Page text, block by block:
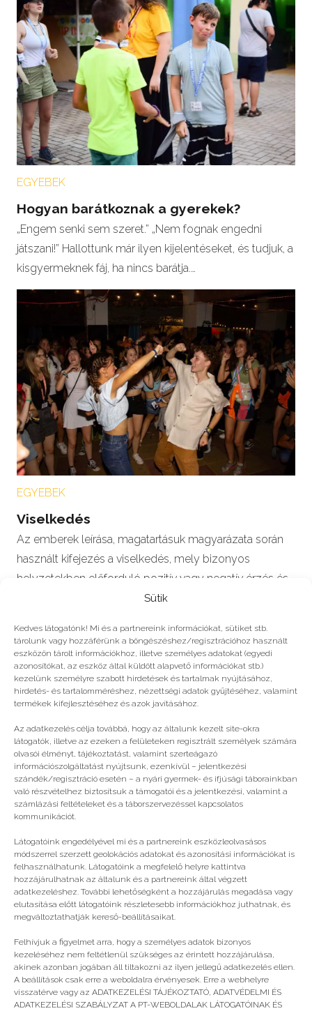
Sütik
Kedves látogatónk! Mi és a partnereink információkat, sütiket stb.
tárolunk vagy hozzáférünk a böngészéshez/regisztrációhoz használt
eszközön tárolt információkhoz, illetve személyes adatokat (egyedi
azonosítókat, az eszköz által küldött alapvető információkat stb.)
kezelünk személyre szabott hirdetések és tartalmak nyújtásához,
hirdetés- és tartalomméréshez, nézettségi adatok gyűjtéséhez, valamint
termékek kifejlesztéséhez és azok javításához.
Az adatkezelés célja továbbá, hogy az általunk kezelt site-okra
látogatók, illetve az ezeken a felületeken regisztrált személyek számára
olvasói élményt, tájékoztatást, valamint szerteágazó
információszolgáltatást nyújtsunk, ezenkívül – jelentkezési
szándék/regisztráció esetén – a nyári gyermek- és ifjúsági táborainkban
való részvételhez biztosítsuk a támogatói és a jelentkezési, valamint a
számlázási feltételeket és a táborszervezéssel kapcsolatos
kommunikációt.
Látogatóink engedélyével mi és a partnereink eszközleolvasásos
módszerrel szerzett geolokációs adatokat és azonosítási információkat is
felhasználhatunk. Látogatóink a megfelelő helyre kattintva
hozzájárulhatnak az általunk és a partnereink által végzett
adatkezeléshez. További lehetőségként a hozzájárulás megadása vagy
elutasítása előtt látogatóink részletesebb információkhoz juthatnak, és
megváltoztathatják kereső-beállításaikat.
Felhívjuk a figyelmet arra, hogy a személyes adatok bizonyos
kezeléséhez nem feltétlenül szükséges az érintett hozzájárulása,
akinek azonban jogában áll tiltakozni az ilyen jellegű adatkezelés ellen.
A beállítások csak erre a weboldalra érvényesek. Erre a webhelyre
visszatérve vagy az ADATKEZELÉSI TÁJÉKOZTATÓ, ADATVÉDELMI ÉS
ADATKEZELÉSI SZABÁLYZAT A PT-WEBOLDALAK LÁTOGATÓINAK ÉS
EGYEBEK
Hogyan barátkoznak a gyerekek?
„Engem senki sem szeret.” „Nem fognak engedni
játszani!” Hallottunk már ilyen kijelentéseket, és tudjuk, a
kisgyermeknek fáj, ha nincs barátja.…
EGYEBEK
Viselkedés
Az emberek leírása, magatartásuk magyarázata során
használt kifejezés a viselkedés, mely bizonyos
helyzetekben előforduló pozitív vagy negatív érzés és
#2022
Még több
Kérdezz-felelek a táborról